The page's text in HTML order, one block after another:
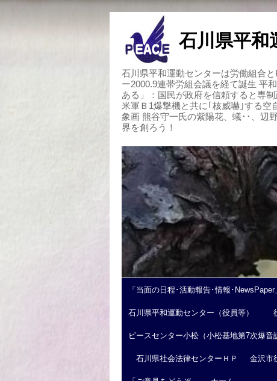
石川県平和
石川県平和運動センターは労働組合
ー2000.9連帯労組会議を経て誕生 平
ある」：国民が政府を信頼すると専
米軍Ｂ1爆撃機と共に｢核威嚇｣する
象画 熊谷守一氏の紫陽花、蟻･･、辺
界を創ろう！
「当面の日程･活動報告･情報･NewsPaper
石川県平和運動センター（役員等）
ピースセンター小松（小松基地第7次爆音
石川県社会法律センターＨＰ 金沢市